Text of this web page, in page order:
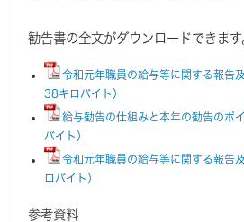
勧告書の全文がダウンロードできます
令和元年職員の給与等に関する報告
38キロバイト）
給与勧告の仕組みと本年の勧告のポ
バイト）
令和元年職員の給与等に関する報告
ロバイト）
参考資料